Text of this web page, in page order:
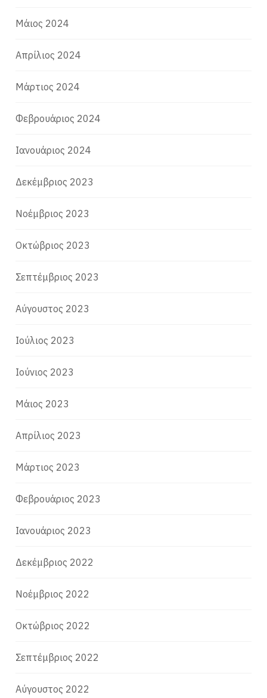
Μάιος 2024
Απρίλιος 2024
Μάρτιος 2024
Φεβρουάριος 2024
Ιανουάριος 2024
Δεκέμβριος 2023
Νοέμβριος 2023
Οκτώβριος 2023
Σεπτέμβριος 2023
Αύγουστος 2023
Ιούλιος 2023
Ιούνιος 2023
Μάιος 2023
Απρίλιος 2023
Μάρτιος 2023
Φεβρουάριος 2023
Ιανουάριος 2023
Δεκέμβριος 2022
Νοέμβριος 2022
Οκτώβριος 2022
Σεπτέμβριος 2022
Αύγουστος 2022